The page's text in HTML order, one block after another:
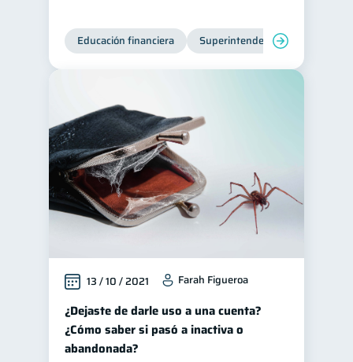
Educación financiera Superintendencia de Bancos
13 / 10 / 2021 Farah Figueroa
¿Dejaste de darle uso a una cuenta?
¿Cómo saber si pasó a inactiva o
abandonada?